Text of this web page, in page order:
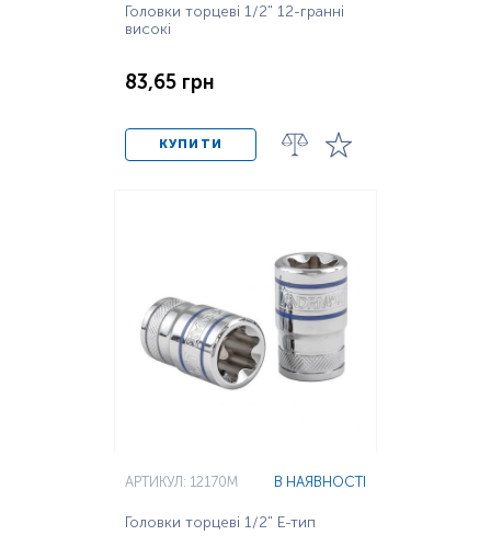
Головки торцеві 1/2" 12-гранні
високі
83,65 грн
КУПИТИ
АРТИКУЛ: 12170M В НАЯВНОСТІ
Головки торцеві 1/2" Е-тип